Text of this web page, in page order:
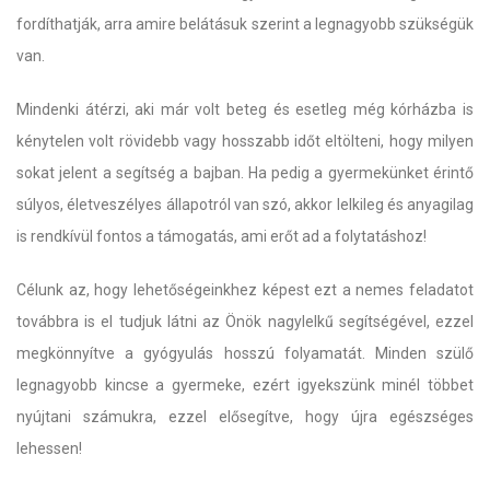
fordíthatják, arra amire belátásuk szerint a legnagyobb szükségük
van.
Mindenki átérzi, aki már volt beteg és esetleg még kórházba is
kénytelen volt rövidebb vagy hosszabb időt eltölteni, hogy milyen
sokat jelent a segítség a bajban. Ha pedig a gyermekünket érintő
súlyos, életveszélyes állapotról van szó, akkor lelkileg és anyagilag
is rendkívül fontos a támogatás, ami erőt ad a folytatáshoz!
Célunk az, hogy lehetőségeinkhez képest ezt a nemes feladatot
továbbra is el tudjuk látni az Önök nagylelkű segítségével, ezzel
megkönnyítve a gyógyulás hosszú folyamatát. Minden szülő
legnagyobb kincse a gyermeke, ezért igyekszünk minél többet
nyújtani számukra, ezzel elősegítve, hogy újra egészséges
lehessen!